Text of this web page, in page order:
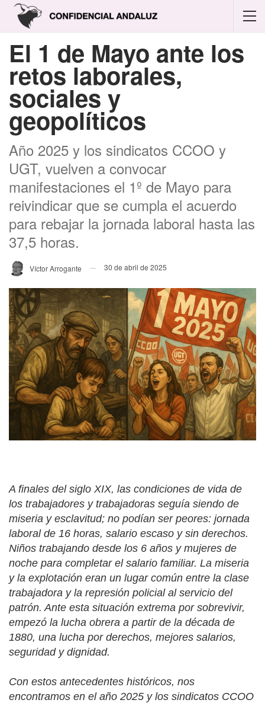
El 1 de Mayo ante los
retos laborales,
sociales y
geopolíticos
Año 2025 y los sindicatos CCOO y
UGT, vuelven a convocar
manifestaciones el 1º de Mayo para
reivindicar que se cumpla el acuerdo
para rebajar la jornada laboral hasta las
37,5 horas.
Víctor Arrogante 30 de abril de 2025
A finales del siglo XIX, las condiciones de vida de
los trabajadores y trabajadoras seguía siendo de
miseria y esclavitud; no podían ser peores: jornada
laboral de 16 horas, salario escaso y sin derechos.
Niños trabajando desde los 6 años y mujeres de
noche para completar el salario familiar. La miseria
y la explotación eran un lugar común entre la clase
trabajadora y la represión policial al servicio del
patrón. Ante esta situación extrema por sobrevivir,
empezó la lucha obrera a partir de la década de
1880, una lucha por derechos, mejores salarios,
seguridad y dignidad.
Con estos antecedentes históricos, nos
encontramos en el año 2025 y los sindicatos CCOO